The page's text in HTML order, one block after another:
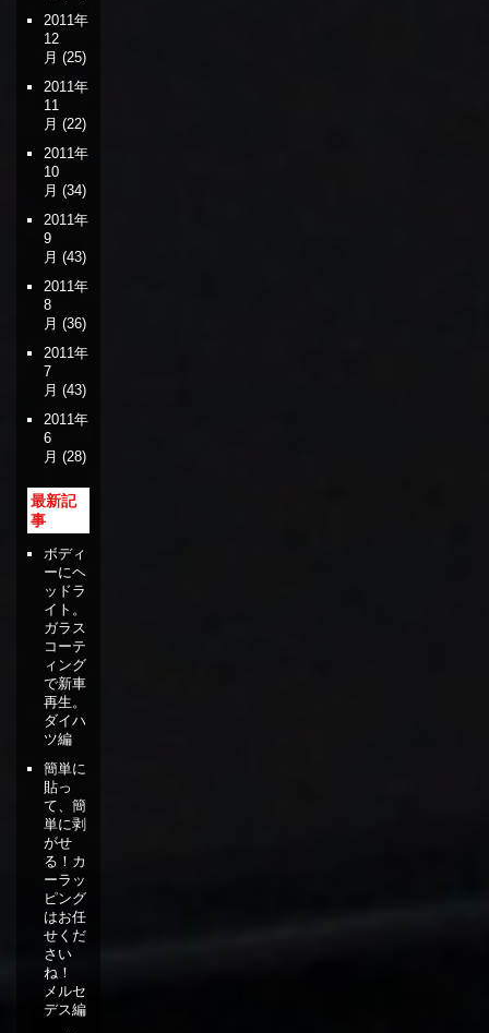
2011年
12
月 (25)
2011年
11
月 (22)
2011年
10
月 (34)
2011年
9
月 (43)
2011年
8
月 (36)
2011年
7
月 (43)
2011年
6
月 (28)
最新記
事
ボディ
ーにヘ
ッドラ
イト。
ガラス
コーテ
ィング
で新車
再生。
ダイハ
ツ編
簡単に
貼っ
て、簡
単に剥
がせ
る！カ
ーラッ
ピング
はお任
せくだ
さい
ね！
メルセ
デス編